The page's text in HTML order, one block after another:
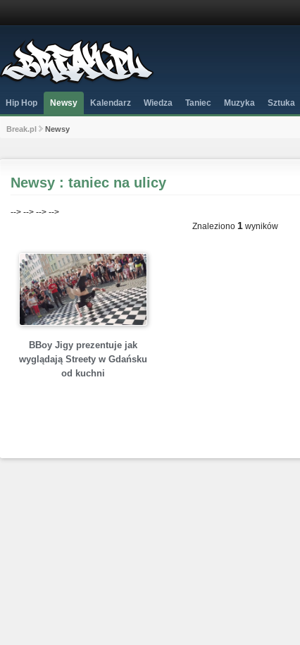
Hip Hop Newsy Kalendarz Wiedza Taniec Muzyka Sztuka
Break.pl Newsy
Newsy : taniec na ulicy
--> --> --> -->
Znaleziono 1 wyników
BBoy Jigy prezentuje jak
wyglądają Streety w Gdańsku
od kuchni